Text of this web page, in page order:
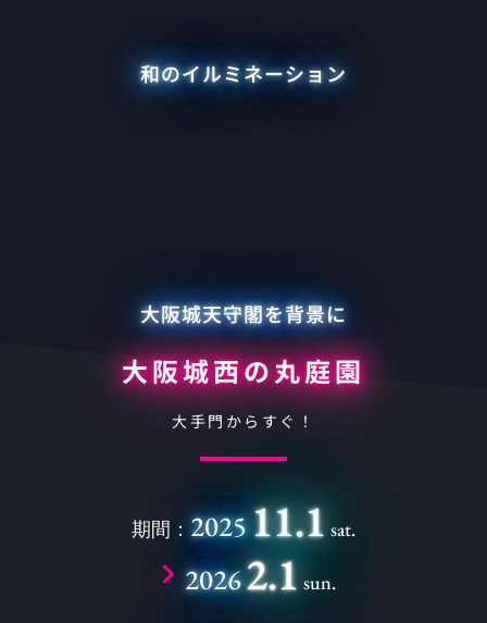
和のイルミネーション
大阪城天守閣を背景に
大阪城西の丸庭園
大手門からすぐ！
期間： 202511.1 sat.
20262.1sun.